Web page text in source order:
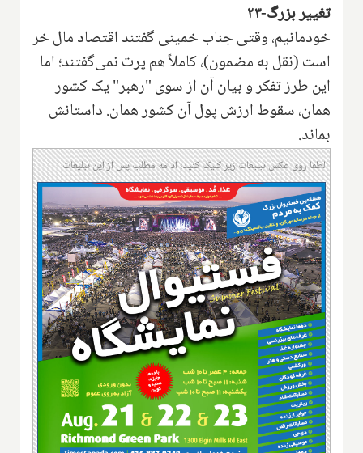
تغییر بزرگ-۲۳
خودمانیم، وقتی جناب خمینی گفتند اقتصاد مال خر
است (نقل به مضمون)، کاملاً هم پرت نمی‌گفتند؛ اما
این طرز تفکر و بیان آن از سوی "رهبر" یک کشور
همان، سقوط ارزش پول آن کشور همان. داستانش
بماند.
لطفا روی عکس تبلیغات زیر کلیک کنید؛ ادامه مطلب پس از این تبلیغات